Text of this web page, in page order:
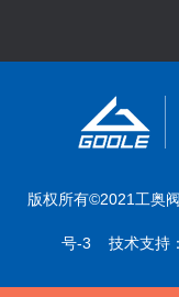
版权所有©2021工奥
号-3 技术支持